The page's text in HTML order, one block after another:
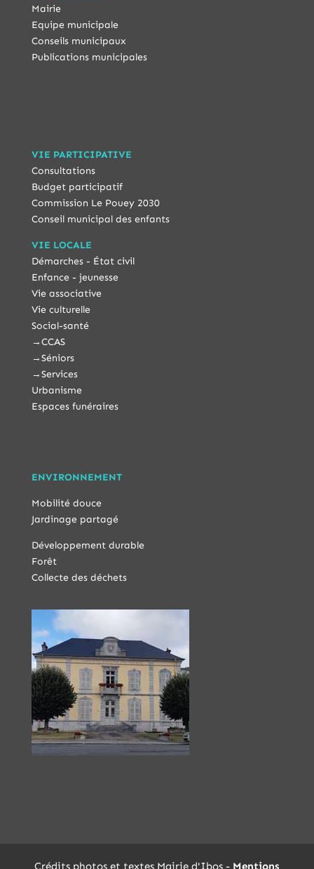
Mairie
Equipe municipale
Conseils municipaux
Publications municipales
VIE PARTICIPATIVE
Consultations
Budget participatif
Commission Le Pouey 2030
Conseil municipal des enfants
VIE LOCALE
Démarches - État civil
Enfance - jeunesse
Vie associative
Vie culturelle
Social-santé
→CCAS
→Séniors
→Services
Urbanisme
Espaces funéraires
ENVIRONNEMENT
Mobilité douce
Jardinage partagé
Développement durable
Forêt
Collecte des déchets
Crédits photos et textes Mairie d'Ibos - Mentions